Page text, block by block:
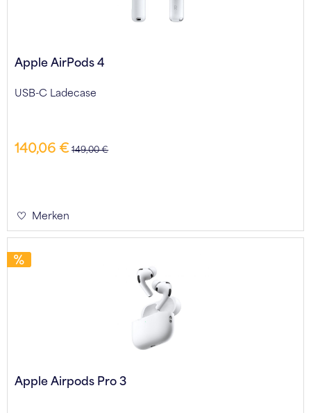
Apple AirPods 4
USB-C Ladecase
140,06 € 149,00 €
Merken
Apple Airpods Pro 3